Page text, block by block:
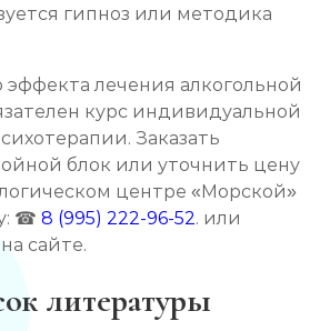
гипноз или методика
эффекта лечения алкогольной
курс индивидуальной
Заказать
блок или уточнить цену
центре «Морской»
☎ 8 (995) 222-96-52. или
сайте.
литературы